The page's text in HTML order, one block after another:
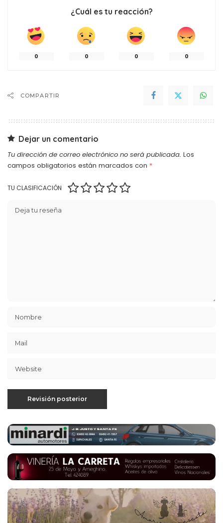
¿Cuál es tu reacción?
0 0 0 0
COMPARTIR
Dejar un comentario
Tu dirección de correo electrónico no será publicada. Los
campos obligatorios están marcados con *
TU CLASIFICACIÓN